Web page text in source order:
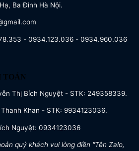
Ba Đình Hà Nội.
- 0934.123.036 - 0934.960.036
TOÁN
Thị Bích Nguyệt - STK: 249358339.
Khan - STK: 9934123036.
Nguyệt: 0934123036
quý khách vui lòng điền "Tên Zalo,